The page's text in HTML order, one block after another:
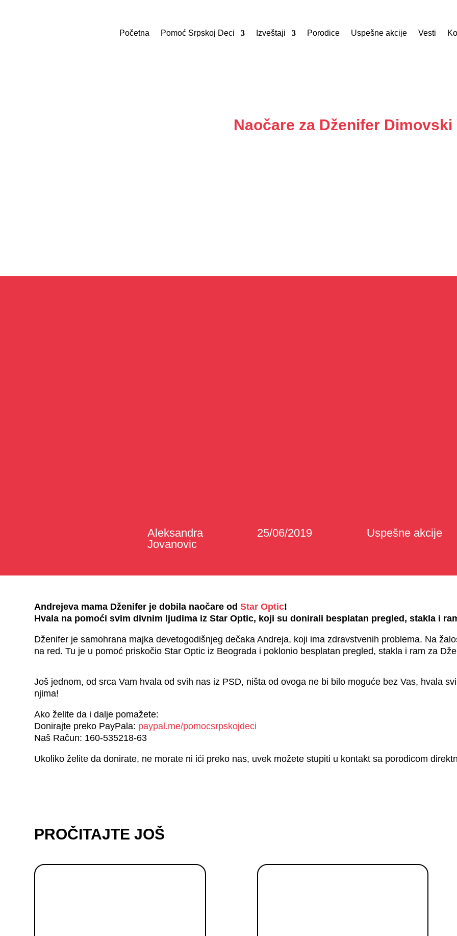
Početna Pomoć Srpskoj Deci Izveštaji Porodice Uspešne akcije Vesti
Naočare za Dženifer Dimovski
Aleksandra
Jovanovic
25/06/2019 Uspešne akcije
Andrejeva mama Dženifer je dobila naočare odStar Optic!
Hvala na pomoći svim divnim ljudima iz Star Optic, koji su donirali besplatan pregled, stakla i
Dženifer je samohrana majka devetogodišnjeg dečaka Andreja, koji ima zdravstvenih problema. Na
na red. Tu je u pomoć priskočio Star Optic iz Beograda i poklonio besplatan pregled, stakla i ram za
Još jednom, od srca Vam hvala od svih nas iz PSD, ništa od ovoga ne bi bilo moguće bez Vas, hvala
njima!
Ako želite da i dalje pomažete:
Donirajte preko PayPala: paypal.me/pomocsrpskojdeci
Naš Račun: 160-535218-63
Ukoliko želite da donirate, ne morate ni ići preko nas, uvek možete stupiti u kontakt sa porodicom
PROČITAJTE JOŠ